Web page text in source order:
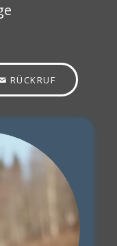
RÜCKRUF